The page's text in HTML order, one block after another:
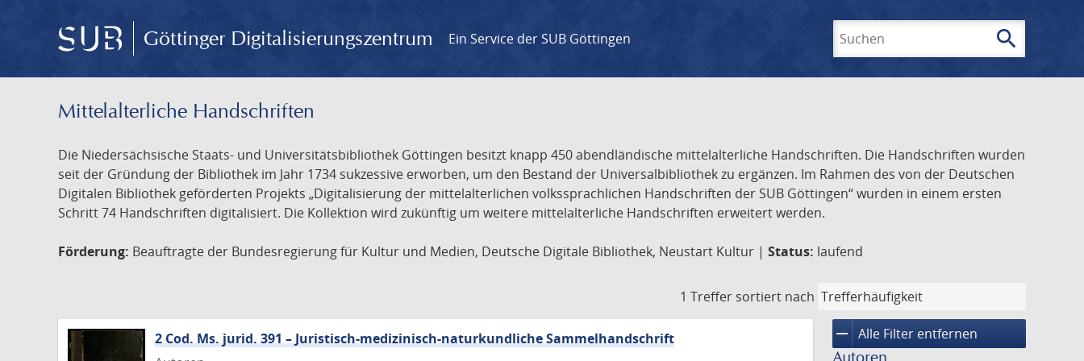
Göttinger Digitalisierungszentrum Ein Service der SUB Göttingen search
Mittelalterliche Handschriften
Die Niedersächsische Staats- und Universitätsbibliothek Göttingen besitzt knapp 450 abendländische mittelalterliche Handschriften. Die Handschriften wurden
seit der Gründung der Bibliothek im Jahr 1734 sukzessive erworben, um den Bestand der Universalbibliothek zu ergänzen. Im Rahmen des von der Deutschen
Digitalen Bibliothek geförderten Projekts „Digitalisierung der mittelalterlichen volkssprachlichen Handschriften der SUB Göttingen“ wurden in einem ersten
Schritt 74 Handschriften digitalisiert. Die Kollektion wird zukünftig um weitere mittelalterliche Handschriften erweitert werden.
Förderung: Beauftragte der Bundesregierung für Kultur und Medien, Deutsche Digitale Bibliothek, Neustart Kultur | Status: laufend
1 Treffer sortiert nach
remove Alle Filter entfernen
2 Cod. Ms. jurid. 391 – Juristisch-medizinisch-naturkundliche Sammelhandschrift